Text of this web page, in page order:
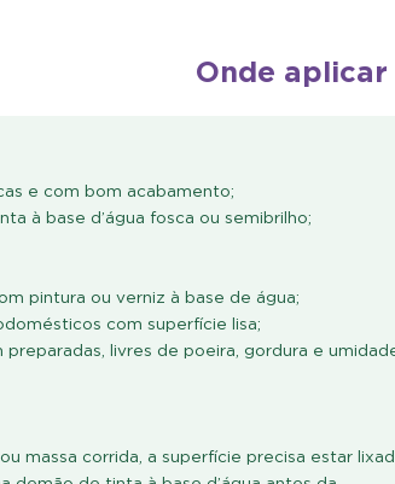
Onde
e com bom acabamento;
à base d’água fosca ou semibrilho;
pintura ou verniz à base de água;
com superfície lisa;
preparadas, livres de poeira, gordura e
massa corrida, a superfície precisa estar